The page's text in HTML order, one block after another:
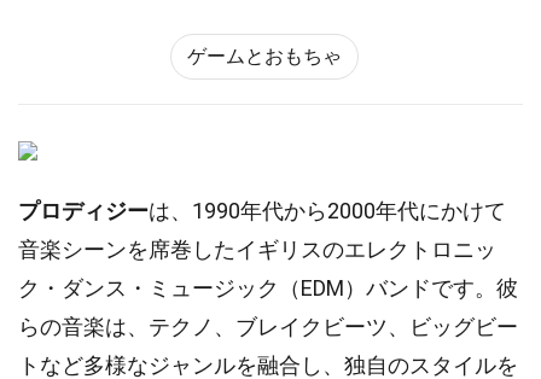
ゲームとおもちゃ
プロディジーは、1990年代から2000年代にかけて
音楽シーンを席巻したイギリスのエレクトロニッ
ク・ダンス・ミュージック（EDM）バンドです。彼
らの音楽は、テクノ、ブレイクビーツ、ビッグビー
トなど多様なジャンルを融合し、独自のスタイルを